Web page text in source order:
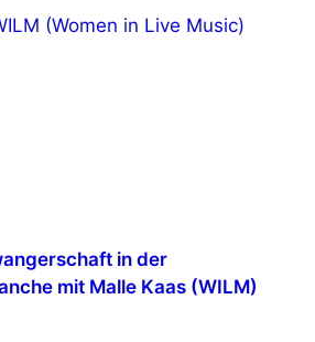
in der
mit Malle Kaas (WILM)